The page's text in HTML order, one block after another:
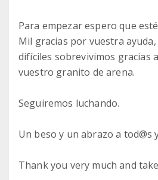
Para empezar espero que
Mil gracias por vuestra
difíciles sobrevivimos gracias
vuestro granito de arena.
Seguiremos luchando.
Un beso y un abrazo a tod@s
Thank you very much and